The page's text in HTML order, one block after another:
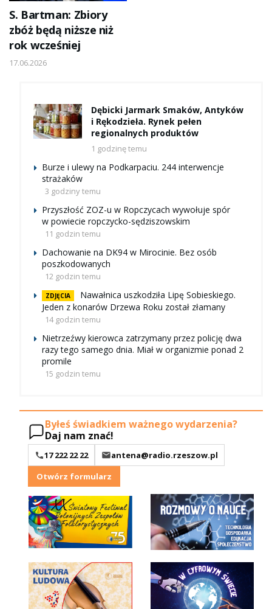
S. Bartman: Zbiory
zbóż będą niższe niż
rok wcześniej
17.06.2026
Dębicki Jarmark Smaków, Antyków
i Rękodzieła. Rynek pełen
regionalnych produktów
1 godzinę temu
Burze i ulewy na Podkarpaciu. 244 interwencje
strażaków
3 godziny temu
Przyszłość ZOZ-u w Ropczycach wywołuje spór
w powiecie ropczycko-sędziszowskim
11 godzin temu
Dachowanie na DK94 w Mirocinie. Bez osób
poszkodowanych
12 godzin temu
ZDJĘCIA
Nawałnica uszkodziła Lipę Sobieskiego.
Jeden z konarów Drzewa Roku został złamany
14 godzin temu
Nietrzeźwy kierowca zatrzymany przez policję dwa
razy tego samego dnia. Miał w organizmie ponad 2
promile
15 godzin temu
Byłeś świadkiem ważnego wydarzenia?
Daj nam znać!
17 222 22 22
antena@radio.rzeszow.pl
Otwórz formularz